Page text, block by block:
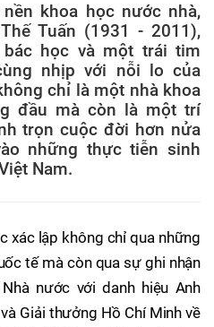
khoa học nước nhà,
Tuấn (1931 - 2011),
học và một trái tim
nhịp với nỗi lo của
chỉ là một nhà khoa
đầu mà còn là một trí
trọn cuộc đời hơn nửa
những thực tiễn sinh
Nam.
xác lập không chỉ qua những
tế mà còn qua sự ghi nhận
nước với danh hiệu Anh
Giải thưởng Hồ Chí Minh về